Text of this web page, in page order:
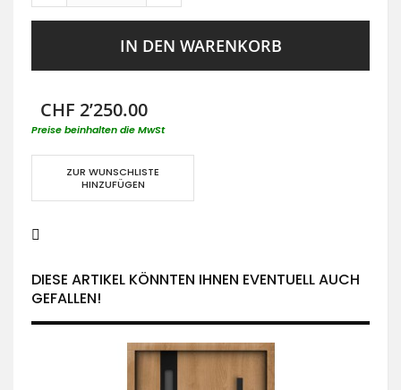
IN DEN WARENKORB
CHF 2’250.00
Preise beinhalten die MwSt
ZUR WUNSCHLISTE
HINZUFÜGEN
DIESE ARTIKEL KÖNNTEN IHNEN EVENTUELL AUCH
GEFALLEN!